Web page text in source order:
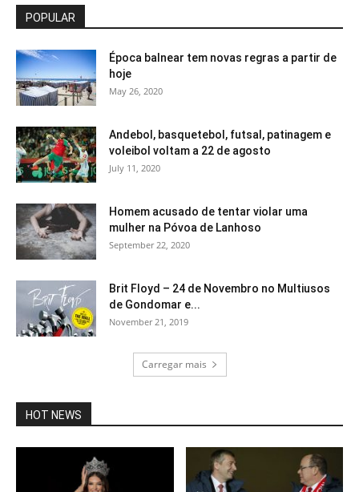
POPULAR
Época balnear tem novas regras a partir de
hoje
May 26, 2020
Andebol, basquetebol, futsal, patinagem e
voleibol voltam a 22 de agosto
July 11, 2020
Homem acusado de tentar violar uma
mulher na Póvoa de Lanhoso
September 22, 2020
Brit Floyd – 24 de Novembro no Multiusos
de Gondomar e...
November 21, 2019
Carregar mais
HOT NEWS